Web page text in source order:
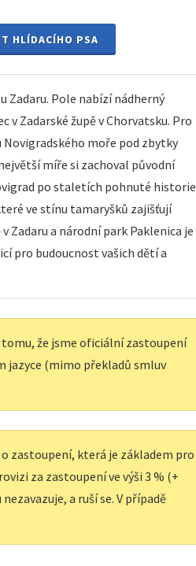
HLÍDACÍHO PSA
Zadaru. Pole nabízí nádherný
v Zadarské župě v Chorvatsku. Pro
Novigradského moře pod zbytky
míře si zachoval původní
po staletích pohnuté historie
ve stínu tamaryšků zajišťují
a národní park Paklenica je
pro budoucnost vašich dětí a
že jsme oficiální zastoupení
jazyce (mimo překladů smluv
zastoupení, která je základem pro
za zastoupení ve výši 3 % (+
a ruší se. V případě